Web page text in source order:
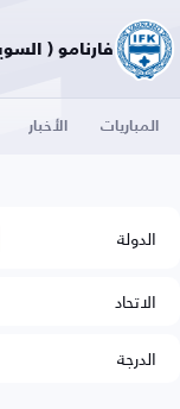
فارنامو ( السويد )
المباريات الأخبار
الدولة
الاتحاد
الدرجة